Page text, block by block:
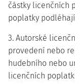
částky licenčních
poplatky
3. Autorské
provedení nebo
hudebního nebo
licenčních